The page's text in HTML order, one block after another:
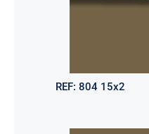
REF: 804 15x2